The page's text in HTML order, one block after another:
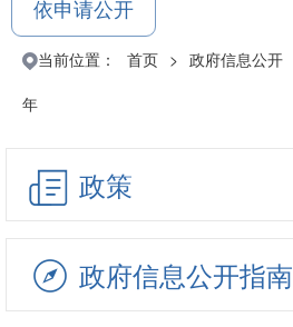
依申请公开
当前位置： 首页 > 政府信息公开
年
政策
政府信息公开指南